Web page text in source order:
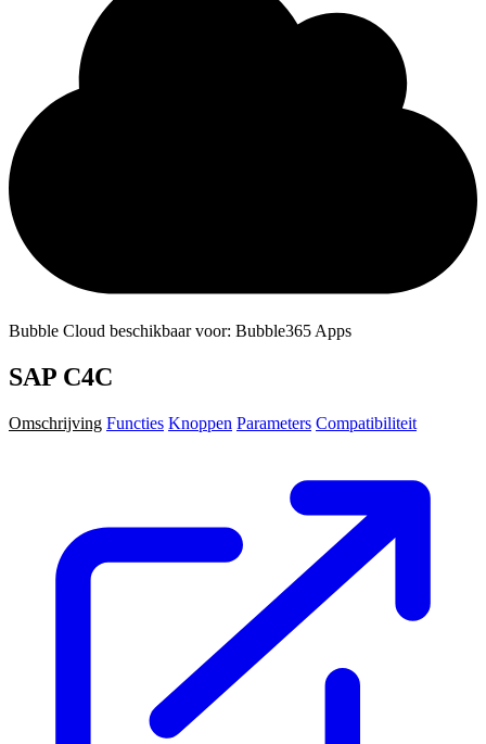
Bubble Cloud beschikbaar voor: Bubble365 Apps
SAP C4C
Omschrijving Functies Knoppen Parameters Compatibiliteit